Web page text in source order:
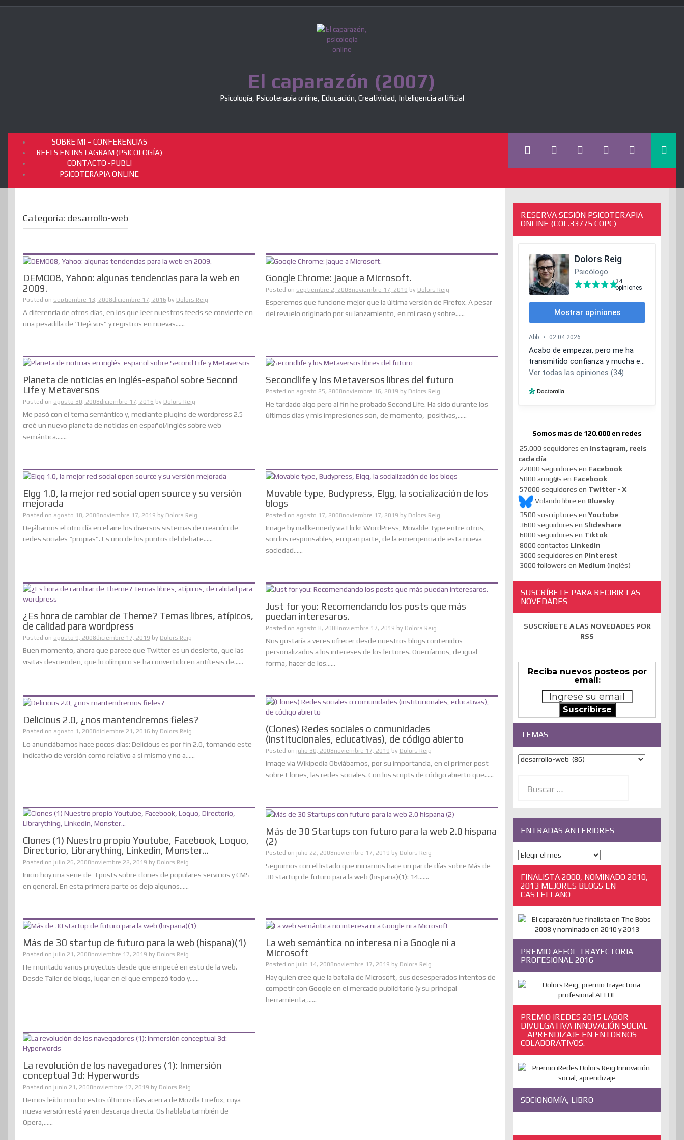
Skip
El caparazón (2007)
Psicología, Psicoterapia online, Educación, Creatividad, Inteligencia artificial
SOBRE MI – CONFERENCIAS
REELS EN INSTAGRAM (PSICOLOGÍA)
CONTACTO -PUBLI
PSICOTERAPIA ONLINE
Categoría: desarrollo-web
DEMO08, Yahoo: algunas tendencias para la web en
2009.
Posted on septiembre 13, 2008diciembre 17, 2016 by Dolors Reig
A diferencia de otros días, en los que leer nuestros feeds se convierte en
una pesadilla de “Dejà vus” y registros en nuevas......
Google Chrome: jaque a Microsoft.
Posted on septiembre 2, 2008noviembre 17, 2019 by Dolors Reig
Esperemos que funcione mejor que la última versión de Firefox. A pesar
del revuelo originado por su lanzamiento, en mi caso y sobre......
Planeta de noticias en inglés-español sobre Second
Life y Metaversos
Posted on agosto 30, 2008diciembre 17, 2016 by Dolors Reig
Me pasó con el tema semántico y, mediante plugins de wordpress 2.5
creé un nuevo planeta de noticias en español/inglés sobre web
semántica.......
Secondlife y los Metaversos libres del futuro
Posted on agosto 25, 2008noviembre 16, 2019 by Dolors Reig
He tardado algo pero al fin he probado Second Life. Ha sido durante los
últimos días y mis impresiones son, de momento, positivas,......
Elgg 1.0, la mejor red social open source y su versión
mejorada
Posted on agosto 18, 2008noviembre 17, 2019 by Dolors Reig
Dejábamos el otro día en el aire los diversos sistemas de creación de
redes sociales “propias”. Es uno de los puntos del debate......
Movable type, Budypress, Elgg, la socialización de los
blogs
Posted on agosto 17, 2008noviembre 17, 2019 by Dolors Reig
Image by niallkennedy via Flickr WordPress, Movable Type entre otros,
son los responsables, en gran parte, de la emergencia de esta nueva
sociedad......
¿Es hora de cambiar de Theme? Temas libres, atípicos,
de calidad para wordpress
Posted on agosto 9, 2008diciembre 17, 2019 by Dolors Reig
Buen momento, ahora que parece que Twitter es un desierto, que las
visitas descienden, que lo olímpico se ha convertido en antítesis de......
Just for you: Recomendando los posts que más
puedan interesaros.
Posted on agosto 8, 2008noviembre 17, 2019 by Dolors Reig
Nos gustaría a veces ofrecer desde nuestros blogs contenidos
personalizados a los intereses de los lectores. Querríamos, de igual
forma, hacer de los......
Delicious 2.0, ¿nos mantendremos fieles?
Posted on agosto 1, 2008diciembre 21, 2016 by Dolors Reig
Lo anunciábamos hace pocos días: Delicious es por fin 2.0, tomando este
indicativo de versión como relativo a sí mismo y no a......
(Clones) Redes sociales o comunidades
(institucionales, educativas), de código abierto
Posted on julio 30, 2008noviembre 17, 2019 by Dolors Reig
Image via Wikipedia Obviábamos, por su importancia, en el primer post
sobre Clones, las redes sociales. Con los scripts de código abierto que......
Clones (1) Nuestro propio Youtube, Facebook, Loquo,
Directorio, Librarything, Linkedin, Monster…
Posted on julio 26, 2008noviembre 22, 2019 by Dolors Reig
Inicio hoy una serie de 3 posts sobre clones de populares servicios y CMS
en general. En esta primera parte os dejo algunos......
Más de 30 Startups con futuro para la web 2.0 hispana
(2)
Posted on julio 22, 2008noviembre 17, 2019 by Dolors Reig
Seguimos con el listado que iniciamos hace un par de días sobre Más de
30 startup de futuro para la web (hispana)(1): 14.......
Más de 30 startup de futuro para la web (hispana)(1)
Posted on julio 21, 2008noviembre 17, 2019 by Dolors Reig
He montado varios proyectos desde que empecé en esto de la web.
Desde Taller de blogs, lugar en el que empezó todo y......
La web semántica no interesa ni a Google ni a
Microsoft
Posted on julio 14, 2008noviembre 17, 2019 by Dolors Reig
Hay quien cree que la batalla de Microsoft, sus desesperados intentos de
competir con Google en el mercado publicitario (y su principal
herramienta,......
La revolución de los navegadores (1): Inmersión
conceptual 3d: Hyperwords
Posted on junio 21, 2008noviembre 17, 2019 by Dolors Reig
Hemos leído mucho estos últimos días acerca de Mozilla Firefox, cuya
nueva versión está ya en descarga directa. Os hablaba también de
Opera,......
RESERVA SESIÓN PSICOTERAPIA
ONLINE (COL.33775 COPC)
Somos más de 120.000 en redes
25.000 seguidores en Instagram, reels
cada día
22000 seguidores en Facebook
5000 amig@s en Facebook
57000 seguidores en Twitter - X
Volando libre en Bluesky
3500 suscriptores en Youtube
3600 seguidores en Slideshare
6000 seguidores en Tiktok
8000 contactos Linkedin
3000 seguidores en Pinterest
3000 followers en Medium (inglés)
SUSCRÍBETE PARA RECIBIR LAS
NOVEDADES
SUSCRÍBETE A LAS NOVEDADES POR
RSS
Reciba nuevos posteos por
email:
Suscribirse
TEMAS
Temas
ENTRADAS ANTERIORES
ENTRADAS
ANTERIORES
FINALISTA 2008, NOMINADO 2010,
2013 MEJORES BLOGS EN
CASTELLANO
PREMIO AEFOL TRAYECTORIA
PROFESIONAL 2016
PREMIO IREDES 2015 LABOR
DIVULGATIVA INNOVACIÓN SOCIAL
– APRENDIZAJE EN ENTORNOS
COLABORATIVOS.
SOCIONOMÍA, LIBRO